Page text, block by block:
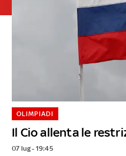
Il Cio allenta le
OLIMPIADI
07 lug - 19:45